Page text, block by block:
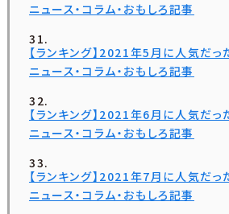
ニュース・コラム・おもしろ記事
【ランキング】2021年5月に人気だっ
ニュース・コラム・おもしろ記事
【ランキング】2021年6月に人気だっ
ニュース・コラム・おもしろ記事
【ランキング】2021年7月に人気だっ
ニュース・コラム・おもしろ記事